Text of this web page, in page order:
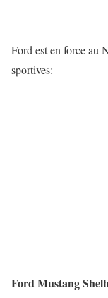
Ford est en force au
sportives:
Ford Mustang